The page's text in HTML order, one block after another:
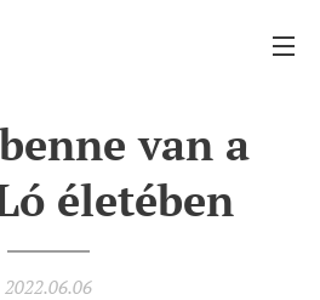
van a
életében
2022.06.06